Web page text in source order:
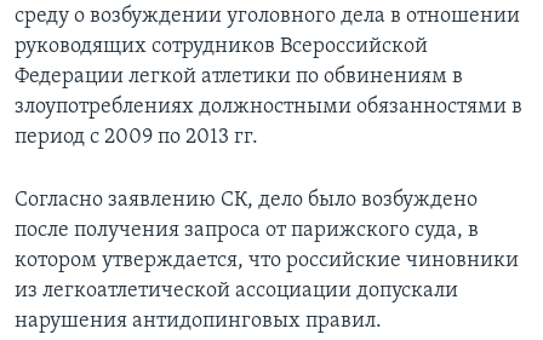
среду о возбуждении уголовного дела в отношении
руководящих сотрудников Всероссийской
Федерации легкой атлетики по обвинениям в
злоупотреблениях должностными обязанностями в
период с 2009 по 2013 гг.
Согласно заявлению СК, дело было возбуждено
после получения запроса от парижского суда, в
котором утверждается, что российские чиновники
из легкоатлетической ассоциации допускали
нарушения антидопинговых правил.